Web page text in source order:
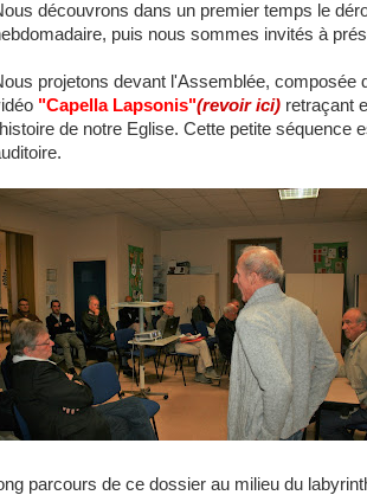
découvrons dans un premier temps le
puis nous sommes invités à
projetons devant l'Assemblée, composée
"Capella Lapsonis"(revoir ici) retraçant
de notre Eglise. Cette petite séquence
parcours de ce dossier au milieu du